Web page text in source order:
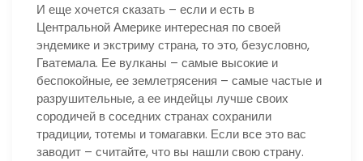
И еще хочется сказать – если и есть в
Центральной Америке интересная по своей
эндемике и экстриму страна, то это, безусловно,
Гватемала. Ее вулканы – самые высокие и
беспокойные, ее землетрясения – самые частые и
разрушительные, а ее индейцы лучше своих
сородичей в соседних странах сохранили
традиции, тотемы и томагавки. Если все это вас
заводит – считайте, что вы нашли свою страну.